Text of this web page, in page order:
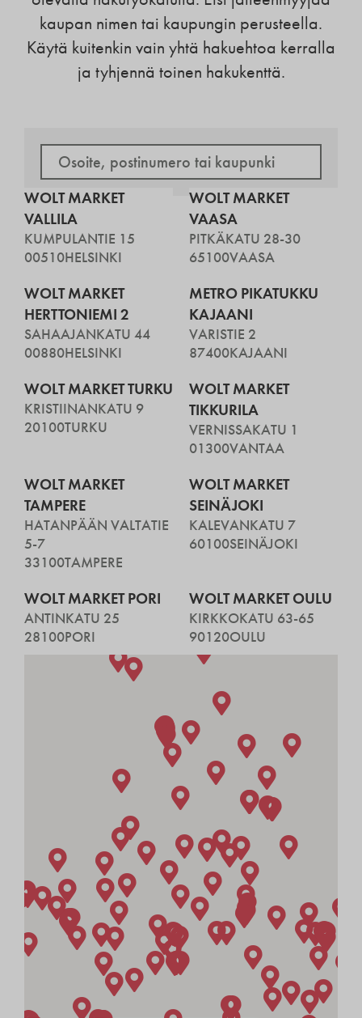
kaupan nimen tai kaupungin perusteella.
Käytä kuitenkin vain yhtä hakuehtoa kerralla
ja tyhjennä toinen hakukenttä.
WOLT MARKET
VALLILA
KUMPULANTIE 15
00510HELSINKI
WOLT MARKET
VAASA
PITKÄKATU 28-30
65100VAASA
WOLT MARKET
HERTTONIEMI 2
SAHAAJANKATU 44
00880HELSINKI
METRO PIKATUKKU
KAJAANI
VARISTIE 2
87400KAJAANI
WOLT MARKET TURKU
KRISTIINANKATU 9
20100TURKU
WOLT MARKET
TIKKURILA
VERNISSAKATU 1
01300VANTAA
WOLT MARKET
TAMPERE
HATANPÄÄN VALTATIE
5-7
33100TAMPERE
WOLT MARKET
SEINÄJOKI
KALEVANKATU 7
60100SEINÄJOKI
WOLT MARKET PORI
ANTINKATU 25
28100PORI
WOLT MARKET OULU
KIRKKOKATU 63-65
90120OULU